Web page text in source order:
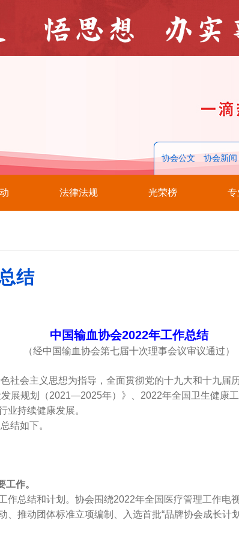
协会公文 协会新闻
法律法规 光荣榜 专
结
中国输血协会2022年工作总结
（经中国输血协会第七届十次理事会议审议通过）
会主义思想为指导，全面贯彻党的十九大和十九届
展规划（2021—2025年）》、2022年全国卫生健康
业持续健康发展。
结如下。
作。
总结和计划。协会围绕2022年全国医疗管理工作电
推动团体标准立项编制、入选首批“品牌协会成长计